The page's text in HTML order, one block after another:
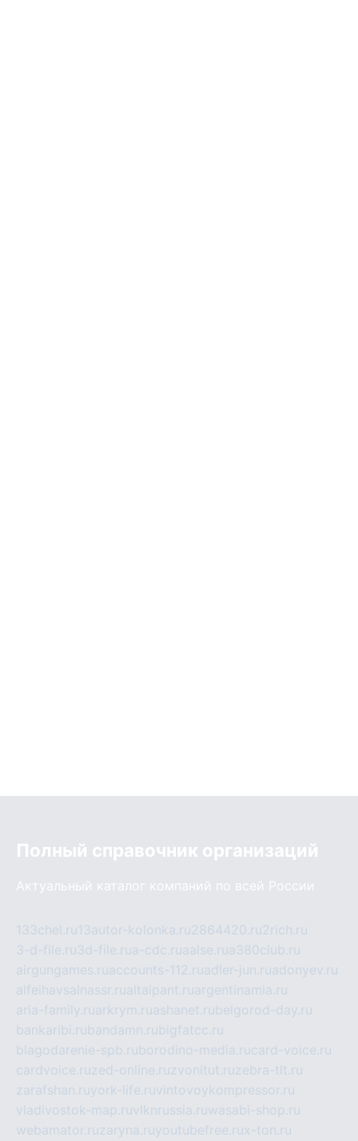
Полный справочник организаций
Актуальный каталог компаний по всей России
133chel.ru13autor-kolonka.ru2864420.ru2rich.ru
3-d-file.ru3d-file.rua-cdc.ruaalse.rua380club.ru
airgungames.ruaccounts-112.ruadler-jun.ruadonyev.ru
alfeihavsalnassr.rualtaipant.ruargentinamia.ru
aria-family.ruarkrym.ruashanet.rubelgorod-day.ru
bankaribi.rubandamn.rubigfatcc.ru
blagodarenie-spb.ruborodino-media.rucard-voice.ru
cardvoice.ruzed-online.ruzvonitut.ruzebra-tlt.ru
zarafshan.ruyork-life.ruvintovoykompressor.ru
vladivostok-map.ruvlknrussia.ruwasabi-shop.ru
webamator.ruzaryna.ruyoutubefree.rux-ton.ru